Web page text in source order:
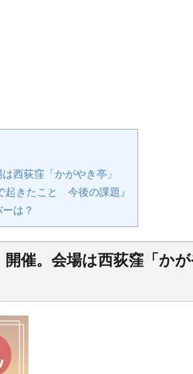
西荻窪「かがやき亭」
起きたこと 今後の課題』
は？
開催。会場は西荻窪「か